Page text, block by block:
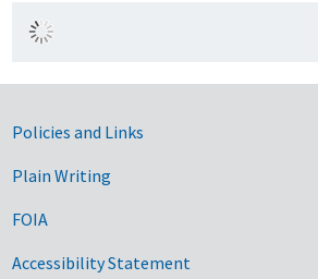
Government Links
Policies and Links
Plain Writing
FOIA
Accessibility Statement